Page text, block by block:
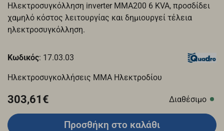
Ηλεκτροσυγκόλληση inverter MMA200 6 KVA, προσδίδει
χαμηλό κόστος λειτουργίας και δημιουργεί τέλεια
ηλεκτροσυγκόλληση.
Κωδικός: 17.03.03
Ηλεκτροσυγκολλήσεις MMA Ηλεκτροδίου
303,61€ Διαθέσιμο
Προσθήκη στο καλάθι